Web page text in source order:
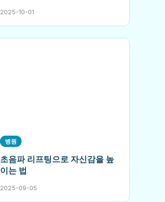
2025-10-01
병원
초음파 리프팅으로 자신감을 높
이는 법
2025-09-05